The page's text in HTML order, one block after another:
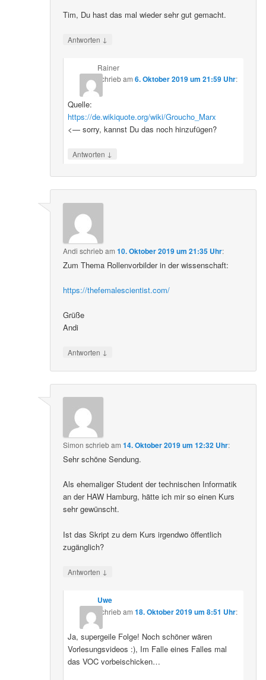
Tim, Du hast das mal wieder sehr gut gemacht.
Antworten ↓
Rainer
schriebam 6. Oktober 2019 um 21:59 Uhr:
Quelle:
https://de.wikiquote.org/wiki/Groucho_Marx
<— sorry, kannst Du das noch hinzufügen?
Antworten ↓
Andi schriebam10. Oktober 2019 um 21:35 Uhr:
Zum Thema Rollenvorbilder in der wissenschaft:
https://thefemalescientist.com/
Grüße
Andi
Antworten ↓
Simon schriebam14. Oktober 2019 um 12:32 Uhr:
Sehr schöne Sendung.
Als ehemaliger Student der technischen Informatik
an der HAW Hamburg, hätte ich mir so einen Kurs
sehr gewünscht.
Ist das Skript zu dem Kurs irgendwo öffentlich
zugänglich?
Antworten ↓
Uwe
schriebam 18. Oktober 2019 um 8:51 Uhr:
Ja, supergeile Folge! Noch schöner wären
Vorlesungsvideos :), Im Falle eines Falles mal
das VOC vorbeischicken…